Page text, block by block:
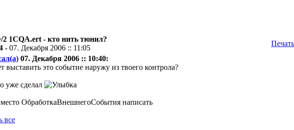
1CQA.ert - кто нить тюнил?
- 07. Декабря 2006 :: 11:05
Печать
07. Декабря 2006 :: 10:40:
выставить это событие наружу из твоего контрола?
уже сделал
ОбработкаВнешнегоСобытия написать